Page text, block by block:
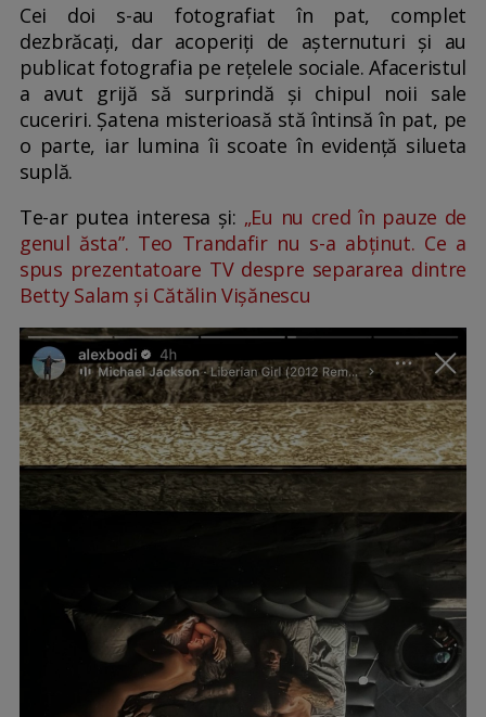
Cei doi s-au fotografiat în pat, complet
dezbrăcați, dar acoperiți de așternuturi și au
publicat fotografia pe rețelele sociale. Afaceristul
a avut grijă să surprindă și chipul noii sale
cuceriri. Șatena misterioasă stă întinsă în pat, pe
o parte, iar lumina îi scoate în evidență silueta
suplă.
Te-ar putea interesa și: „Eu nu cred în pauze de
genul ăsta”. Teo Trandafir nu s-a abținut. Ce a
spus prezentatoare TV despre separarea dintre
Betty Salam și Cătălin Vișănescu